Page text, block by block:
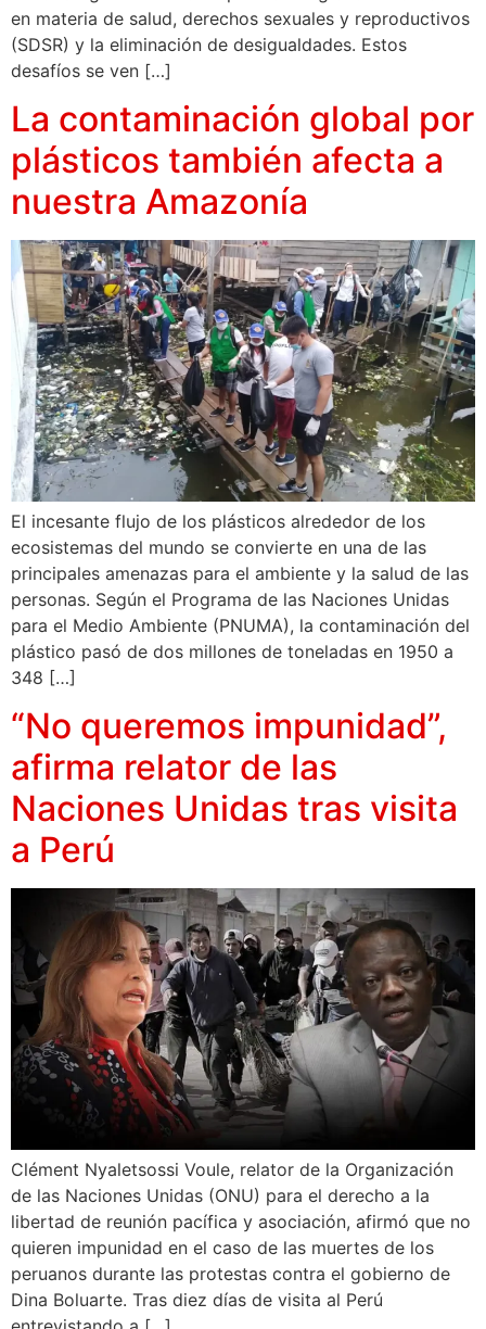
en materia de salud, derechos sexuales y reproductivos
(SDSR) y la eliminación de desigualdades. Estos
desafíos se ven […]
La contaminación global por
plásticos también afecta a
nuestra Amazonía
El incesante flujo de los plásticos alrededor de los
ecosistemas del mundo se convierte en una de las
principales amenazas para el ambiente y la salud de las
personas. Según el Programa de las Naciones Unidas
para el Medio Ambiente (PNUMA), la contaminación del
plástico pasó de dos millones de toneladas en 1950 a
348 […]
“No queremos impunidad”,
afirma relator de las
Naciones Unidas tras visita
a Perú
Clément Nyaletsossi Voule, relator de la Organización
de las Naciones Unidas (ONU) para el derecho a la
libertad de reunión pacífica y asociación, afirmó que no
quieren impunidad en el caso de las muertes de los
peruanos durante las protestas contra el gobierno de
Dina Boluarte. Tras diez días de visita al Perú